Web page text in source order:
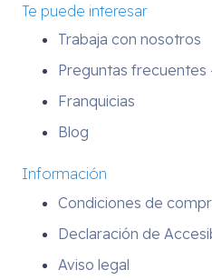
Te puede interesar
Trabaja con nosotros
Preguntas frecuentes
Franquicias
Blog
Información
Condiciones de
Declaración de
Aviso legal